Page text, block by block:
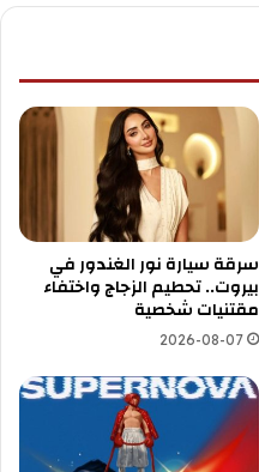
سرقة سيارة نور الغندور في
بيروت.. تحطيم الزجاج واختفاء
مقتنيات شخصية
2026-08-07